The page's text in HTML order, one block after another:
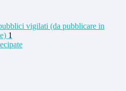
vigilati (da pubblicare in
1